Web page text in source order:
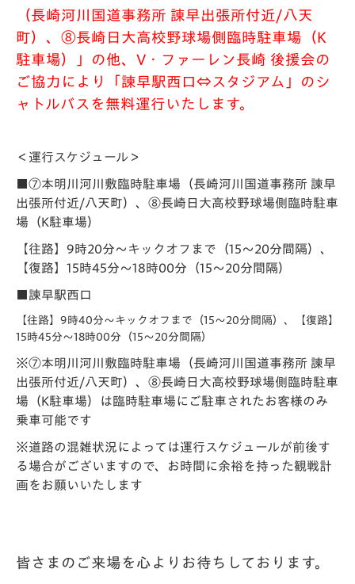
（長崎河川国道事務所 諫早出張所付近/八天
町）、⑧長崎日大高校野球場側臨時駐車場（K
駐車場）」の他、 V・ファーレン長崎 後援会の
ご協力により「諫早駅西口⇔スタジアム」のシ
ャトルバスを無料運行いたします。
＜運行スケジュール＞
■⑦本明川河川敷臨時駐車場（長崎河川国道事務所 諫早
出張所付近/八天町）、⑧長崎日大高校野球場側臨時駐車
場（K駐車場）
【往路】9時20分～キックオフまで（15～20分間隔）、
【復路】15時45分～18時00分（15～20分間隔）
■諫早駅西口
【往路】9時40分～キックオフまで（15～20分間隔）、【復路】
15時45分～18時00分（15～20分間隔）
※⑦本明川河川敷臨時駐車場（長崎河川国道事務所 諫早
出張所付近/八天町）、⑧長崎日大高校野球場側臨時駐車
場（K駐車場）は臨時駐車場にご駐車されたお客様のみ
乗車可能です
※道路の混雑状況によっては運行スケジュールが前後す
る場合がございますので、お時間に余裕を持った観戦計
画をお願いいたします
皆さまのご来場を心よりお待ちしております。